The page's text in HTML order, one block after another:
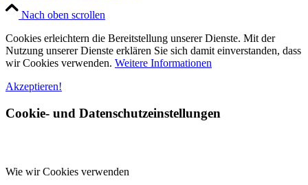
Nach oben scrollen
Cookies erleichtern die Bereitstellung unserer Dienste. Mit der
Nutzung unserer Dienste erklären Sie sich damit einverstanden, dass
wir Cookies verwenden. Weitere Informationen
Akzeptieren!
Cookie- und Datenschutzeinstellungen
Wie wir Cookies verwenden